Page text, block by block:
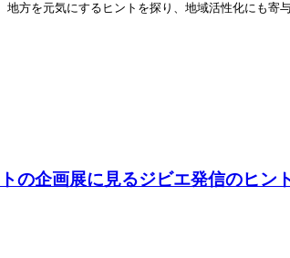
方を元気にするヒントを探り、地域活性化にも寄
の企画展に見るジビエ発信のヒン